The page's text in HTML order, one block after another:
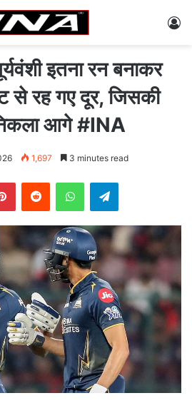
इतना रन बनाकर
से रह गए दूर, जिसकी
आगे #INA
1,697 3 minutes read